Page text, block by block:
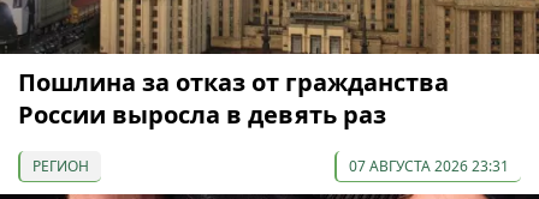
Пошлина за отказ от гражданства
России выросла в девять раз
РЕГИОН 07 АВГУСТА 2026 23:31